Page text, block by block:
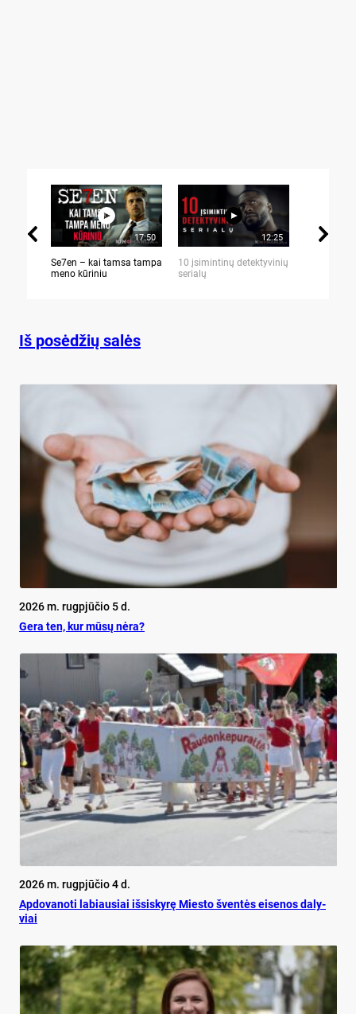
17:50
Se7en – kai tamsa tampa
meno kūriniu
12:25
10 įsimintinų detektyvinių
serialų
Iš posėdžių salės
2026 m. rugpjūčio 5 d.
Ge­ra ten, kur mū­sų nė­ra?
2026 m. rugpjūčio 4 d.
Ap­do­va­no­ti la­biau­siai iš­si­sky­rę Mies­to šven­tės ei­se­nos da­ly­
viai